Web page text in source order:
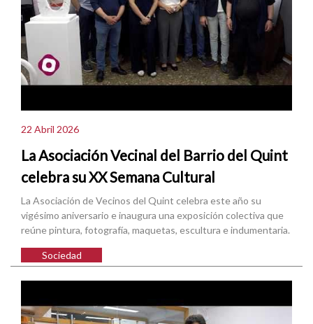
22 Abril 2026
La Asociación Vecinal del Barrio del Quint
celebra su XX Semana Cultural
La Asociación de Vecinos del Quint celebra este año su
vigésimo aniversario e inaugura una exposición colectiva que
reúne pintura, fotografía, maquetas, escultura e indumentaria.
Sociedad